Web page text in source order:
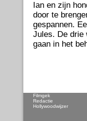
Ian en zijn
door te
gespannen.
Jules. De drie
gaan in het
Filmgek
Redactie
Hollywoodwijzer